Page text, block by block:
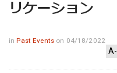
リケーション
inPast Events on 04/18/2022
A-